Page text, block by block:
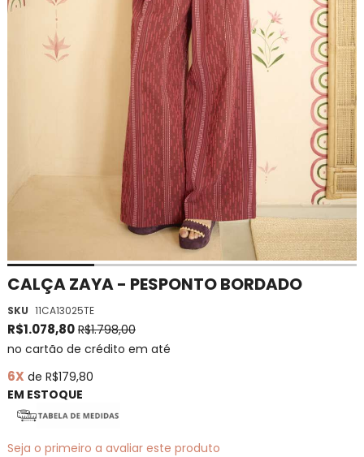
CALÇA ZAYA - PESPONTO BORDADO
SKU 11CA13025TE
R$1.078,80 R$1.798,00
no cartão de crédito em até
6X de R$179,80
EM ESTOQUE
Seja o primeiro a avaliar este produto
Saltar
o
início
da
de
imagens